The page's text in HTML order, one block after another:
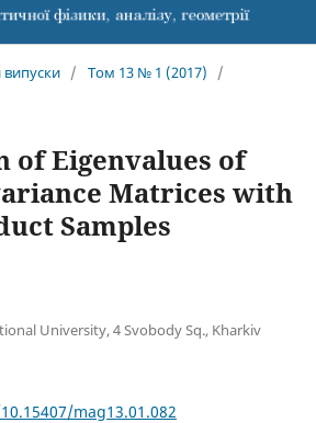
випуски / Том 13 № 1 (2017)
/
Eigenvalues of
Matrices with
Samples
University, 4 Svobody Sq., Kharkiv
mag13.01.082